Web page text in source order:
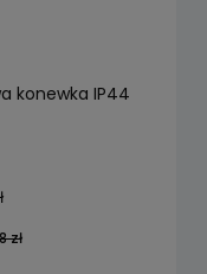
konewka IP44
zł